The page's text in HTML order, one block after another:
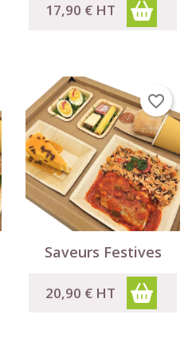
17,90 € HT
Saveurs Festives
20,90 € HT
favorite_border